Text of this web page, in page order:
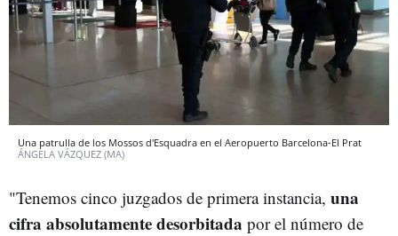
Una patrulla de los Mossos d'Esquadra en el Aeropuerto Barcelona-El Prat
ÁNGELA VÁZQUEZ (MA)
"Tenemos cinco juzgados de primera instancia, una
cifra absolutamente desorbitada por el número de